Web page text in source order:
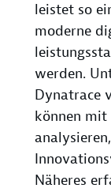
leistet so
moderne
werden.
Dynatrace
können mit
Näheres